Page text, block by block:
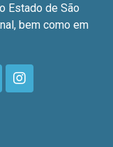
Estado de São
bem como em